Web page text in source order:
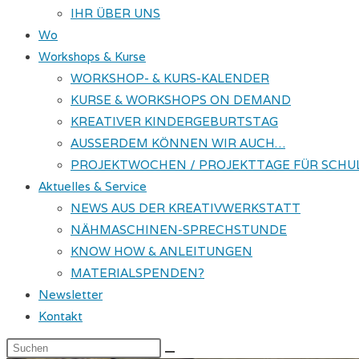
IHR ÜBER UNS
Wo
Workshops & Kurse
WORKSHOP- & KURS-KALENDER
KURSE & WORKSHOPS ON DEMAND
KREATIVER KINDERGEBURTSTAG
AUSSERDEM KÖNNEN WIR AUCH…
PROJEKTWOCHEN / PROJEKTTAGE FÜR
Aktuelles & Service
NEWS AUS DER KREATIVWERKSTATT
NÄHMASCHINEN-SPRECHSTUNDE
KNOW HOW & ANLEITUNGEN
MATERIALSPENDEN?
Newsletter
Kontakt